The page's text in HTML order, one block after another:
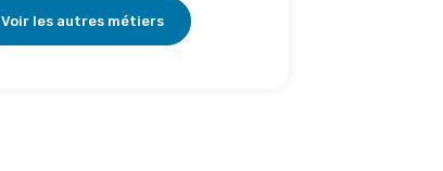
Voir les autres métiers